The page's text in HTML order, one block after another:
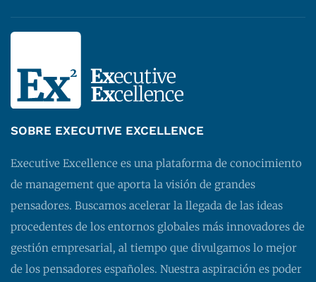
SOBRE EXECUTIVE EXCELLENCE
Executive Excellence es una plataforma de conocimiento
de management que aporta la visión de grandes
pensadores. Buscamos acelerar la llegada de las ideas
procedentes de los entornos globales más innovadores de
gestión empresarial, al tiempo que divulgamos lo mejor
de los pensadores españoles. Nuestra aspiración es poder